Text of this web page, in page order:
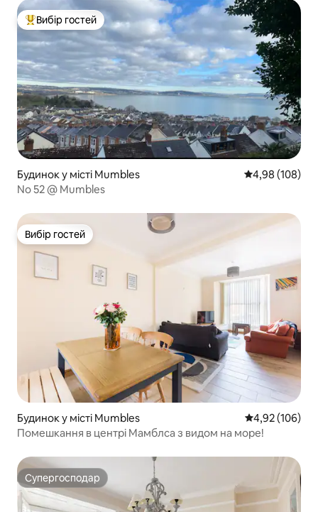
Топ вибір гостей
Вибір гостей
Будинок у місті Mumbles Середня
4,98 (108)
No 52 @ Mumbles
Вибір гостей
Вибір гостей
Будинок у місті Mumbles Середня
4,92 (106)
Помешкання в центрі Мамблса з видом на море!
Супергосподар
Супергосподар